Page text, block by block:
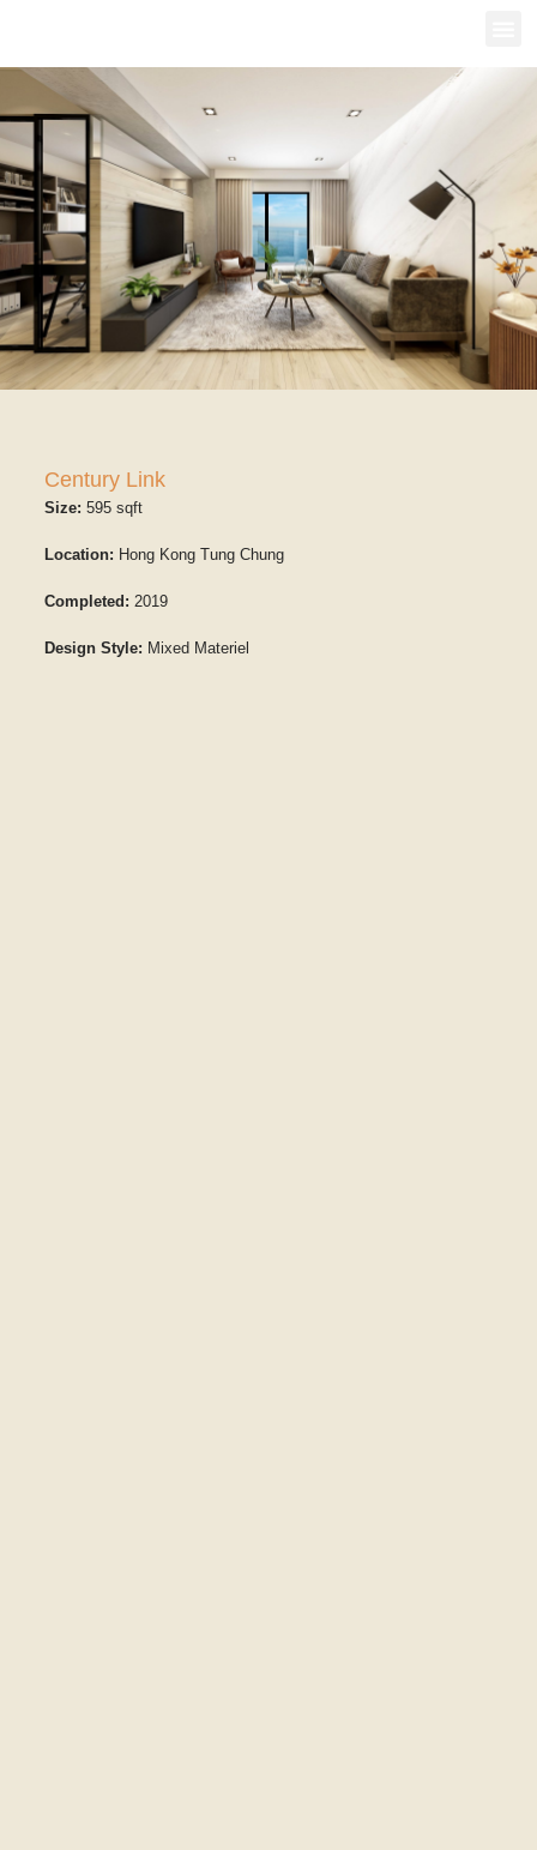
Century Link
Size: 595 sqft
Location: Hong Kong Tung Chung
Completed: 2019
Design Style: Mixed Materiel